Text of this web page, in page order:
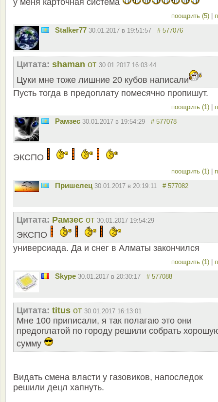
поощрить (5) |
Stalker77 30.01.2017 в 19:51:57 # 577076
Цитата: shaman от 30.01.2017 16:03:44
Цуки мне тоже лишние 20 кубов написали
Пусть тогда в предоплату помесячно пропишут.
поощрить (1) |
Рамзес 30.01.2017 в 19:54:29 # 577078
ЭКСПО
поощрить (1) |
Пришелец 30.01.2017 в 20:19:11 # 577082
Цитата: Рамзес от 30.01.2017 19:54:29
ЭКСПО
универсиада. Да и снег в Алматы закончился
поощрить (1) |
Skype 30.01.2017 в 20:30:17 # 577088
Цитата: titus от 30.01.2017 16:13:01
Мне 100 приписали, я так полагаю это они
предоплатой по городу решили собрать
сумму
Видать смена власти у газовиков, напоследок
решили децл хапнуть.